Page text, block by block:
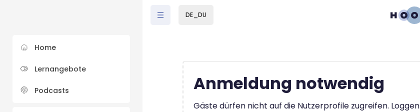
Home
Lernangebote
Podcasts
DE_DU
Anmeldung notwendig
Gäste dürfen nicht auf die Nutzerprofile zugreifen. Loggen